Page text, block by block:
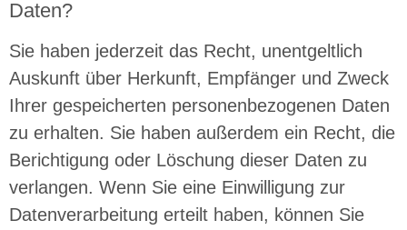
Daten?
Sie haben jederzeit das Recht, unentgeltlich
Auskunft über Herkunft, Empfänger und Zweck
Ihrer gespeicherten personenbezogenen Daten
zu erhalten. Sie haben außerdem ein Recht, die
Berichtigung oder Löschung dieser Daten zu
verlangen. Wenn Sie eine Einwilligung zur
Datenverarbeitung erteilt haben, können Sie